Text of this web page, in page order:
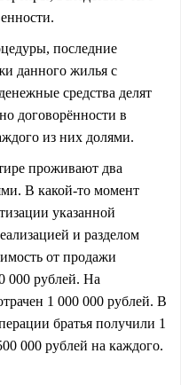
последние
данного жилья с
средства делят
договорённости в
из них долями.
проживают два
В какой-то момент
указанной
и разделом
от продажи
000 рублей. На
1 000 000 рублей. В
братья получили 1
000 рублей на каждого.